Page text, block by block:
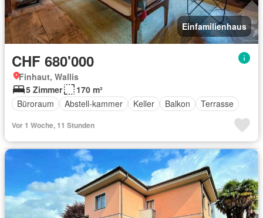
Einfamilienhaus
CHF 680'000
Finhaut, Wallis
5 Zimmer
170 m²
Büroraum
Abstell-kammer Keller Balkon Terrasse
Vor 1 Woche, 11 Stunden